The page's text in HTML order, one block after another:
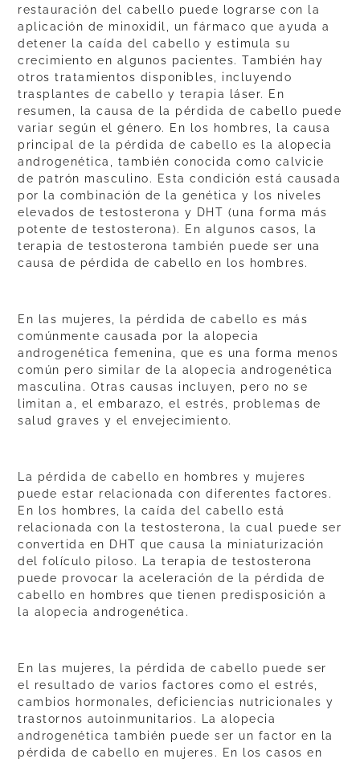
restauración del cabello puede lograrse con la
aplicación de minoxidil, un fármaco que ayuda a
detener la caída del cabello y estimula su
crecimiento en algunos pacientes. También hay
otros tratamientos disponibles, incluyendo
trasplantes de cabello y terapia láser. En
resumen, la causa de la pérdida de cabello puede
variar según el género. En los hombres, la causa
principal de la pérdida de cabello es la alopecia
androgenética, también conocida como calvicie
de patrón masculino. Esta condición está causada
por la combinación de la genética y los niveles
elevados de testosterona y DHT (una forma más
potente de testosterona). En algunos casos, la
terapia de testosterona también puede ser una
causa de pérdida de cabello en los hombres.
En las mujeres, la pérdida de cabello es más
comúnmente causada por la alopecia
androgenética femenina, que es una forma menos
común pero similar de la alopecia androgenética
masculina. Otras causas incluyen, pero no se
limitan a, el embarazo, el estrés, problemas de
salud graves y el envejecimiento.
La pérdida de cabello en hombres y mujeres
puede estar relacionada con diferentes factores.
En los hombres, la caída del cabello está
relacionada con la testosterona, la cual puede ser
convertida en DHT que causa la miniaturización
del folículo piloso. La terapia de testosterona
puede provocar la aceleración de la pérdida de
cabello en hombres que tienen predisposición a
la alopecia androgenética.
En las mujeres, la pérdida de cabello puede ser
el resultado de varios factores como el estrés,
cambios hormonales, deficiencias nutricionales y
trastornos autoinmunitarios. La alopecia
androgenética también puede ser un factor en la
pérdida de cabello en mujeres. En los casos en